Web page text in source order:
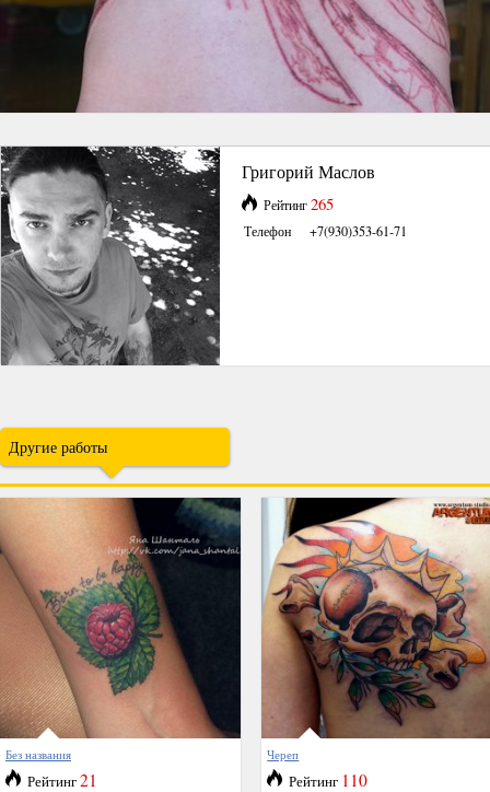
Григорий Маслов
Рейтинг265
Телефон +7(930)353-61-71
Другие работы
Без названия
Рейтинг21
Череп
Рейтинг 110